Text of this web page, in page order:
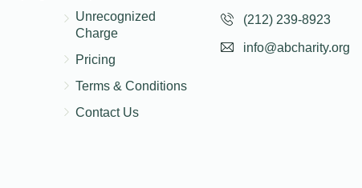
Unrecognized
Charge
Pricing
Terms & Conditions
Contact Us
(212) 239-8923
info@abcharity.org